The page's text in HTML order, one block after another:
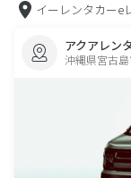
イーレンタカーe
アクアレン
沖縄県宮古